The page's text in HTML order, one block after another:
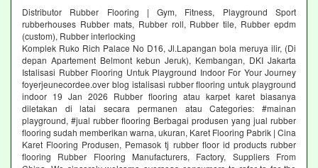
Distributor Rubber Flooring | Gym, Fitness, Playground Sport
rubberhouses Rubber mats, Rubber roll, Rubber tile, Rubber epdm
(custom), Rubber interlocking
Komplek Ruko Rich Palace No D16, Jl.Lapangan bola meruya ilir, (Di
depan Apartement Belmont kebun Jeruk), Kembangan, DKI Jakarta
Istalisasi Rubber Flooring Untuk Playground Indoor For Your Journey
foyerjeunecordee.over blog istalisasi rubber flooring untuk playground
indoor 19 Jan 2026 Rubber flooring atau karpet karet biasanya
diletakan di latai secara permanen atau Categories: #mainan
playground, #jual rubber flooring Berbagai produsen yang jual rubber
flooring sudah memberikan warna, ukuran, Karet Flooring Pabrik | Cina
Karet Flooring Produsen, Pemasok tj rubber floor id products rubber
flooring Rubber Flooring Manufacturers, Factory, Suppliers From